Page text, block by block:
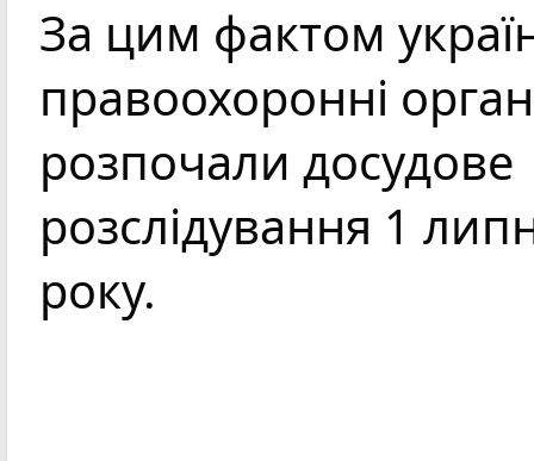
За цим фактом
правоохоронні
розпочали досудове
розслідування 1
року.